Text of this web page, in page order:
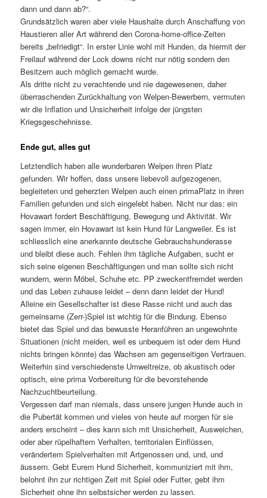
dann und dann ab?“.
Grundsätzlich waren aber viele Haushalte durch Anschaffung von
Haustieren aller Art während den Corona-home-office-Zeiten
bereits „befriedigt“. In erster Linie wohl mit Hunden, da hiermit der
Freilauf während der Lock downs nicht nur nötig sondern den
Besitzern auch möglich gemacht wurde.
Als dritte nicht zu verachtende und nie dagewesenen, daher
überraschenden Zurückhaltung von Welpen-Bewerbern, vermuten
wir die Inflation und Unsicherheit infolge der jüngsten
Kriegsgeschehnisse.
Ende gut, alles gut
Letztendlich haben alle wunderbaren Welpen ihren Platz
gefunden. Wir hoffen, dass unsere liebevoll aufgezogenen,
begleiteten und geherzten Welpen auch einen primaPlatz in ihren
Familien gefunden und sich eingelebt haben. Nicht nur das: ein
Hovawart fordert Beschäftigung, Bewegung und Aktivität. Wir
sagen immer, ein Hovawart ist kein Hund für Langweiler. Es ist
schliesslich eine anerkannte deutsche Gebrauchshunderasse
und bleibt diese auch. Fehlen ihm tägliche Aufgaben, sucht er
sich seine eigenen Beschäftigungen und man sollte sich nicht
wundern, wenn Möbel, Schuhe etc. PP zweckentfremdet werden
und das Leben zuhause leidet – denn dann leidet der Hund!
Alleine ein Gesellschafter ist diese Rasse nicht und auch das
gemeinsame (Zerr-)Spiel ist wichtig für die Bindung. Ebenso
bietet das Spiel und das bewusste Heranführen an ungewohnte
Situationen (nicht meiden, weil es unbequem ist oder dem Hund
nichts bringen könnte) das Wachsen am gegenseitigen Vertrauen.
Weiterhin sind verschiedenste Umweltreize, ob akustisch oder
optisch, eine prima Vorbereitung für die bevorstehende
Nachzuchtbeurteilung.
Vergessen darf man niemals, dass unsere jungen Hunde auch in
die Pubertät kommen und vieles von heute auf morgen für sie
anders erscheint – dies kann sich mit Unsicherheit, Ausweichen,
oder aber rüpelhaftem Verhalten, territorialen Einflüssen,
verändertem Spielverhalten mit Artgenossen und, und, und
äussern. Gebt Eurem Hund Sicherheit, kommuniziert mit ihm,
belohnt ihn zur richtigen Zeit mit Spiel oder Futter, gebt ihm
Sicherheit ohne ihn selbstsicher werden zu lassen.